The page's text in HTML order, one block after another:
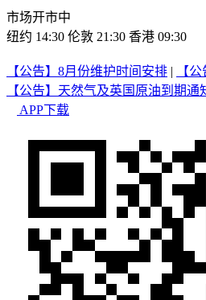
市场开市中
纽约 14:30 伦敦 21:30 香港 09:30
【公告】8月份维护时间安排 | 【
【公告】天然气及英国原油到期通
APP下载